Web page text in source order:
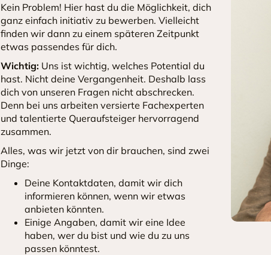
Kein Problem! Hier hast du die Möglichkeit, dich
ganz einfach initiativ zu bewerben. Vielleicht
finden wir dann zu einem späteren Zeitpunkt
etwas passendes für dich.
Wichtig: Uns ist wichtig, welches Potential du
hast. Nicht deine Vergangenheit. Deshalb lass
dich von unseren Fragen nicht abschrecken.
Denn bei uns arbeiten versierte Fachexperten
und talentierte Queraufsteiger hervorragend
zusammen.
Alles, was wir jetzt von dir brauchen, sind zwei
Dinge:
Deine Kontaktdaten, damit wir dich
informieren können, wenn wir etwas
anbieten könnten.
Einige Angaben, damit wir eine Idee
haben, wer du bist und wie du zu uns
passen könntest.